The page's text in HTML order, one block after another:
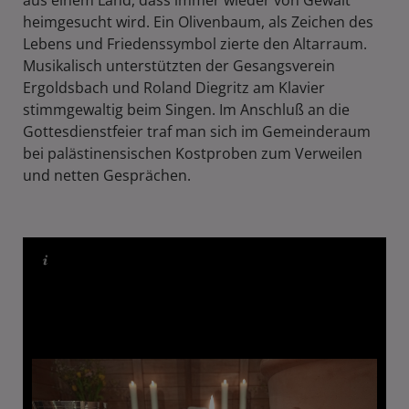
heimgesucht wird. Ein Olivenbaum, als Zeichen des
Lebens und Friedenssymbol zierte den Altarraum.
Musikalisch unterstützten der Gesangsverein
Ergoldsbach und Roland Diegritz am Klavier
stimmgewaltig beim Singen. Im Anschluß an die
Gottesdienstfeier traf man sich im Gemeinderaum
bei palästinensischen Kostproben zum Verweilen
und netten Gesprächen.